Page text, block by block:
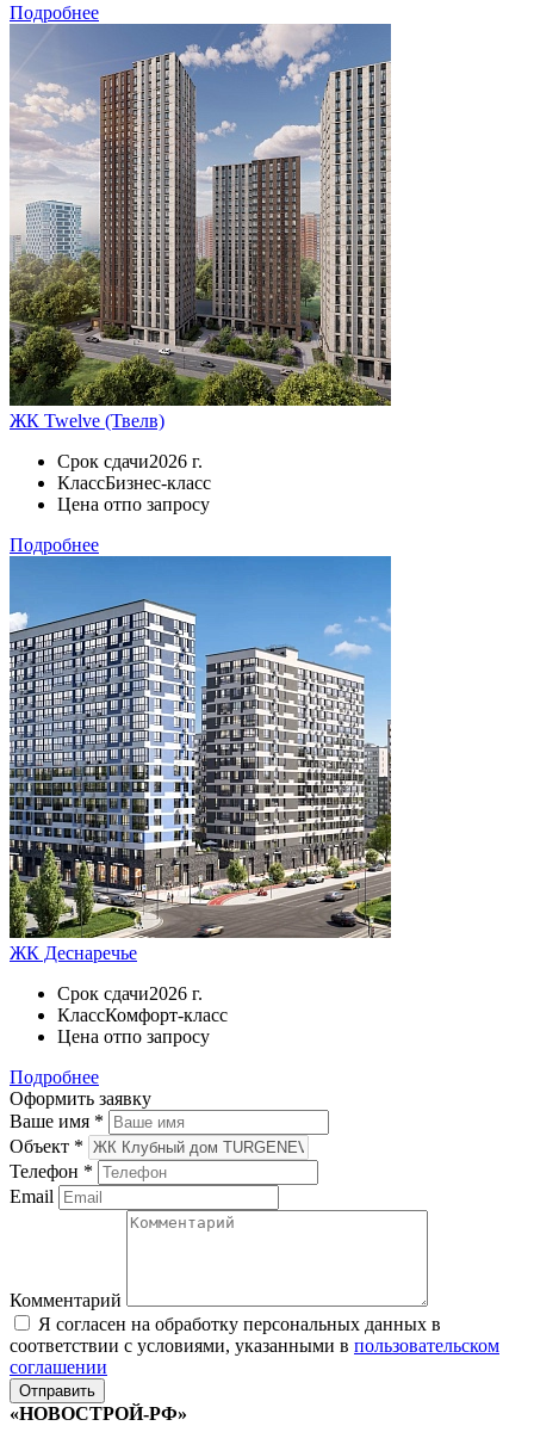
Подробнее
ЖК Twelve (Твелв)
Срок сдачи2026 г.
КлассБизнес-класс
Цена отпо запросу
Подробнее
ЖК Деснаречье
Срок сдачи2026 г.
КлассКомфорт-класс
Цена отпо запросу
Подробнее
Оформить заявку
Ваше имя *
Объект *
Телефон *
Email
Комментарий
Я согласен на обработку персональных данных в
соответствии с условиями, указанными в пользовательском
соглашении
«НОВОСТРОЙ-РФ»